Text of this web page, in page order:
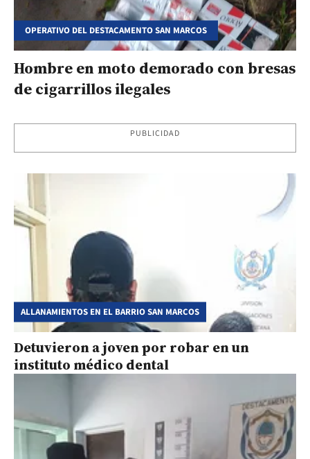
OPERATIVO DEL DESTACAMENTO SAN MARCOS
Hombre en moto demorado con bresas
de cigarrillos ilegales
PUBLICIDAD
ALLANAMIENTOS EN EL BARRIO SAN MARCOS
Detuvieron a joven por robar en un
instituto médico dental